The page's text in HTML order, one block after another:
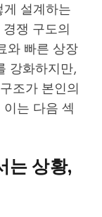
설계하는
쟁 구도의
와 빠른 상장
강화하지만,
조가 본인의
는 다음 섹
는 상황,